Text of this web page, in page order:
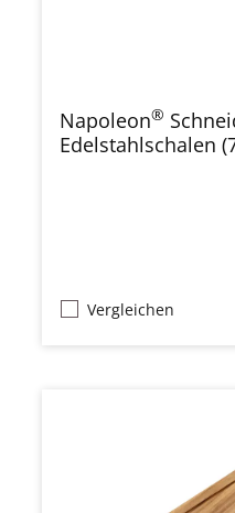
Napoleon®
Edelstahlschalen
Vergleichen